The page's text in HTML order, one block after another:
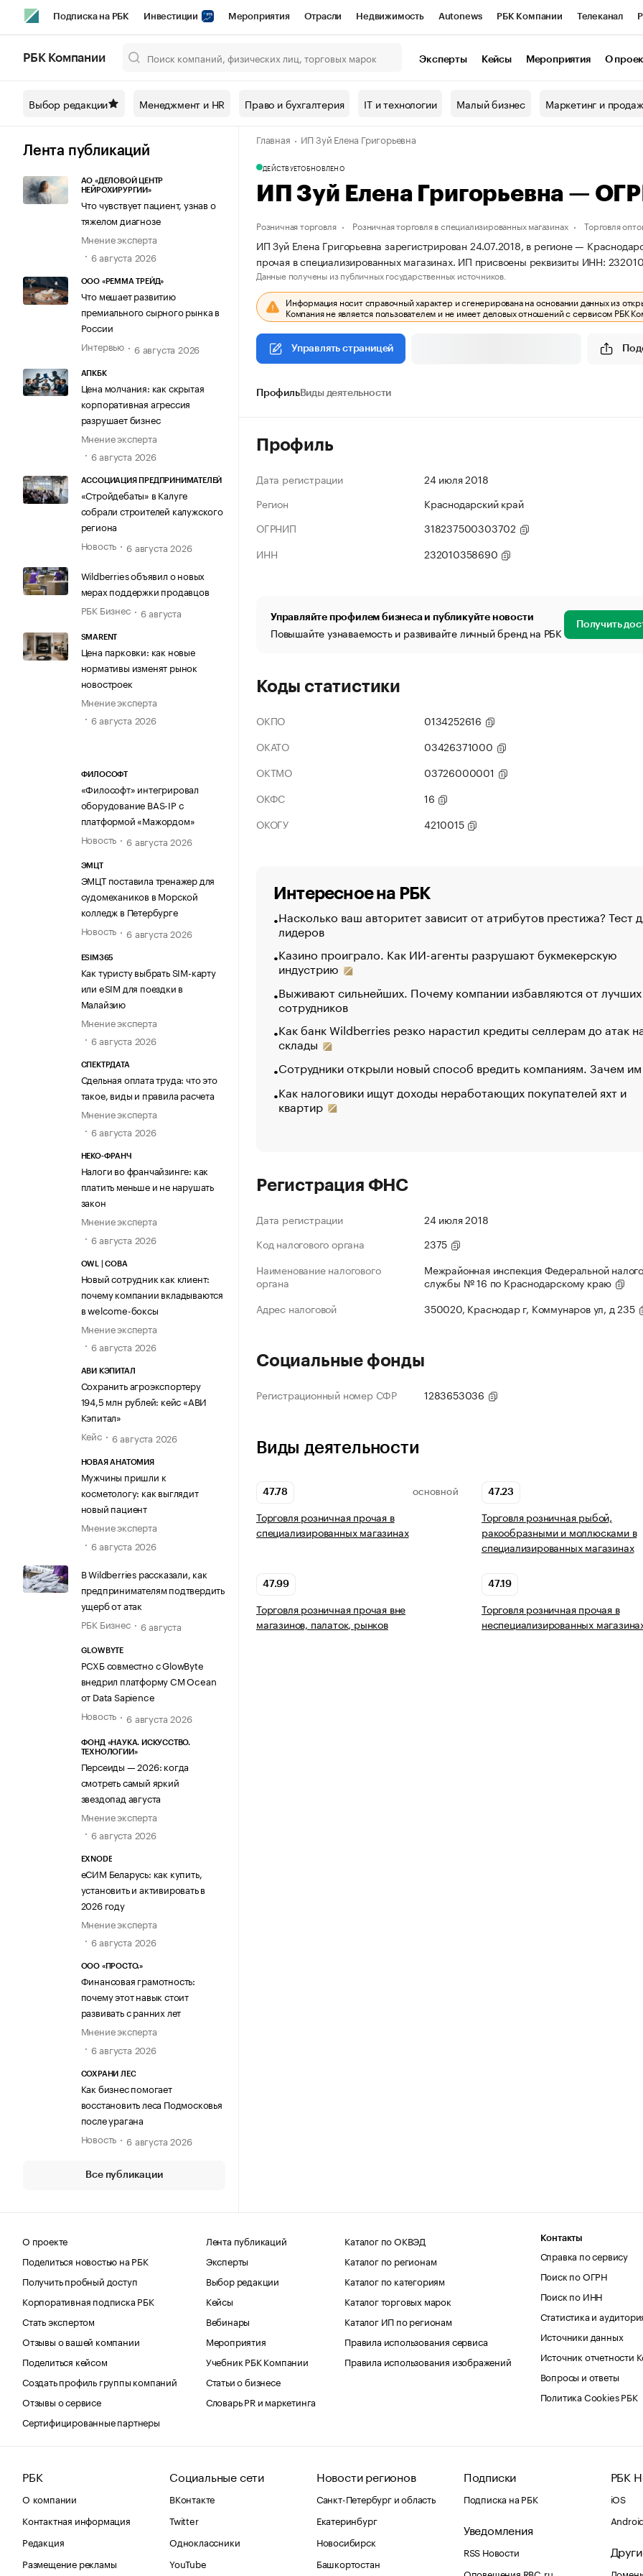
Подписка на РБК Инвестиции Мероприятия Отрасли Недвижимость Autonews РБК Компании Телеканал
Спецпроекты СПб Конференции СПб Спецпроекты Проверка контрагентов
Технологии и медиа Рынок наличной валюты
РБК Компании Эксперты Кейсы Мероприятия О
Выбор редакции Менеджмент и HR Право и бухгалтерия IT и технологии Малый бизнес Маркетинг и
Лента публикаций
АО «ДЕЛОВОЙ ЦЕНТР
НЕЙРОХИРУРГИИ»
Что чувствует пациент, узнав о
тяжелом диагнозе
Мнение эксперта
6 августа 2026
ООО «РЕММА ТРЕЙД»
Что мешает развитию
премиального сырного рынка в
России
Интервью
6 августа 2026
АПКБК
Цена молчания: как скрытая
корпоративная агрессия
разрушает бизнес
Мнение эксперта
6 августа 2026
АССОЦИАЦИЯ ПРЕДПРИНИМАТЕЛЕЙ
«Стройдебаты» в Калуге
собрали строителей калужского
региона
Новость
6 августа 2026
Wildberries объявил о новых
мерах поддержки продавцов
РБК Бизнес
6 августа
SMARENT
Цена парковки: как новые
нормативы изменят рынок
новостроек
Мнение эксперта
6 августа 2026
ФИЛОСОФТ
«Философт» интегрировал
оборудование BAS-IP с
платформой «Мажордом»
Новость
6 августа 2026
ЭМЦТ
ЭМЦТ поставила тренажер для
судомехаников в Морской
колледж в Петербурге
Новость
6 августа 2026
ESIM365
Как туристу выбрать SIM-карту
или eSIM для поездки в
Малайзию
Мнение эксперта
6 августа 2026
СПЕКТРДАТА
Сдельная оплата труда: что это
такое, виды и правила расчета
Мнение эксперта
6 августа 2026
НЕКО-ФРАНЧ
Налоги во франчайзинге: как
платить меньше и не нарушать
закон
Мнение эксперта
6 августа 2026
OWL | СОВА
Новый сотрудник как клиент:
почему компании вкладываются
в welcome-боксы
Мнение эксперта
6 августа 2026
АВИ КЭПИТАЛ
Сохранить агроэкспортеру
194,5 млн рублей: кейс «АВИ
Кэпитал»
Кейс
6 августа 2026
НОВАЯ АНАТОМИЯ
Мужчины пришли к
косметологу: как выглядит
новый пациент
Мнение эксперта
6 августа 2026
В Wildberries рассказали, как
предпринимателям подтвердить
ущерб от атак
РБК Бизнес
6 августа
GLOWBYTE
РСХБ совместно с GlowByte
внедрил платформу CM Ocean
от Data Sapience
Новость
6 августа 2026
ФОНД «НАУКА. ИСКУССТВО.
ТЕХНОЛОГИИ»
Персеиды — 2026: когда
смотреть самый яркий
звездопад августа
Мнение эксперта
6 августа 2026
EXNODE
еСИМ Беларусь: как купить,
установить и активировать в
2026 году
Мнение эксперта
6 августа 2026
ООО «ПРОСТО.»
Финансовая грамотность:
почему этот навык стоит
развивать с ранних лет
Мнение эксперта
6 августа 2026
СОХРАНИ ЛЕС
Как бизнес помогает
восстановить леса Подмосковья
после урагана
Новость
6 августа 2026
Все публикации
Главная ИП Зуй Елена Григорьевна
ДЕЙСТВУЕТОБНОВЛЕНО
ИП Зуй Елена Григорьевна —
Розничная торговля Розничная торговля в специализированных магазинах Торговля
ИП Зуй Елена Григорьевна зарегистрирован 24.07.2018, в регионе —
прочая в специализированных магазинах. ИП присвоены реквизиты ИНН:
Данные получены из публичных государственных источников.
Информация носит справочный характер и сгенерирована на основании данных из
Компания не является пользователем и не имеет деловых отношений с сервисом РБК
Управлять страницей
ПрофильВиды деятельности
Профиль
Дата регистрации
24 июля 2018
Регион
Краснодарский край
ОГРНИП
318237500303702
ИНН
232010358690
Управляйте профилем бизнеса и публикуйте новости
Повышайте узнаваемость и развивайте личный бренд на РБК Получить
Коды статистики
ОКПО
0134252616
ОКАТО
03426371000
ОКТМО
03726000001
ОКФС
16
ОКОГУ
4210015
Интересное на РБК
Насколько ваш авторитет зависит от атрибутов престижа? Тест
лидеров
Казино проиграло. Как ИИ-агенты разрушают букмекерскую
индустрию
Выживают сильнейших. Почему компании избавляются от лучших
сотрудников
Как банк Wildberries резко нарастил кредиты селлерам до атак
склады
Сотрудники открыли новый способ вредить компаниям. Зачем
Как налоговики ищут доходы неработающих покупателей яхт и
квартир
Регистрация ФНС
Дата регистрации
24 июля 2018
Код налогового органа
2375
Наименование налогового
органа
Межрайонная инспекция Федеральной
службы № 16 по Краснодарскому краю
Адрес налоговой
350020, Краснодар г, Коммунаров ул, д 235
Социальные фонды
Регистрационный номер СФР 1283653036
Виды деятельности
47.78 ОСНОВНОЙ
Торговля розничная прочая в
специализированных магазинах
47.23
Торговля розничная рыбой,
ракообразными и моллюсками в
специализированных магазинах
47.99
Торговля розничная прочая вне
магазинов, палаток, рынков
47.19
Торговля розничная прочая в
неспециализированных
О проекте
Поделиться новостью на РБК
Получить пробный доступ
Корпоративная подписка РБК
Стать экспертом
Отзывы о вашей компании
Поделиться кейсом
Создать профиль группы компаний
Отзывы о сервисе
Сертифицированные партнеры
Лента публикаций
Эксперты
Выбор редакции
Кейсы
Вебинары
Мероприятия
Учебник РБК Компании
Статьи о бизнесе
Словарь PR и маркетинга
Каталог по ОКВЭД
Каталог по регионам
Каталог по категориям
Каталог торговых марок
Каталог ИП по регионам
Правила использования сервиса
Правила использования изображений
Контакты
Справка по сервису
Поиск по ОГРН
Поиск по ИНН
Статистика и
Источники данных
Источник отчетности
Вопросы и ответы
Политика Cookies РБК
РБК
О компании
Контактная информация
Редакция
Размещение рекламы
Социальные сети
ВКонтакте
Twitter
Одноклассники
YouTube
Новости регионов
Санкт-Петербург и область
Екатеринбург
Новосибирск
Башкортостан
Подписки
Подписка на РБК
Уведомления
RSS Новости
Оповещения RBC.ru
РБК
iOS